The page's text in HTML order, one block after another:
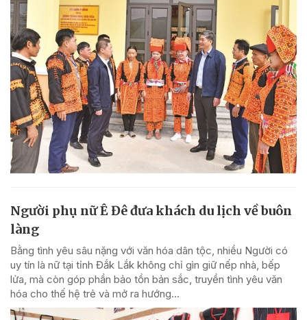
Người phụ nữ Ê Đê đưa khách du lịch về buôn
làng
Bằng tình yêu sâu nặng với văn hóa dân tộc, nhiều Người có
uy tín là nữ tại tỉnh Đắk Lắk không chỉ gìn giữ nếp nhà, bếp
lửa, mà còn góp phần bảo tồn bản sắc, truyền tình yêu văn
hóa cho thế hệ trẻ và mở ra hướng...